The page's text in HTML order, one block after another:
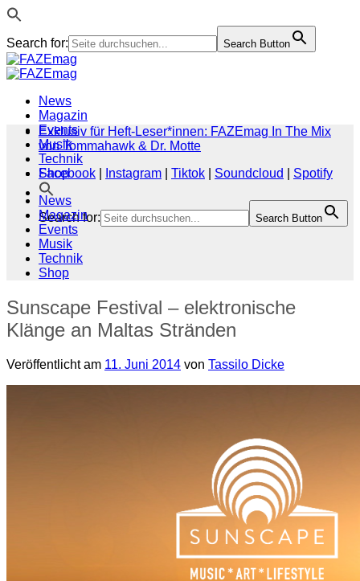
Search for: Search Button
Zum
Inhalt
News
Magazin
Events
Musik
Technik
Shop
Search for: Search Button
Exklusiv für Heft-Leser*innen: FAZEmag In The Mix
von Tommahawk & Dr. Motte
Facebook
Instagram Tiktok Soundcloud
Spotify
News
Magazin
Events
Musik
Technik
Shop
Sunscape Festival – elektronische
Klänge an Maltas Stränden
Veröffentlicht am 11. Juni 2014 von Tassilo Dicke